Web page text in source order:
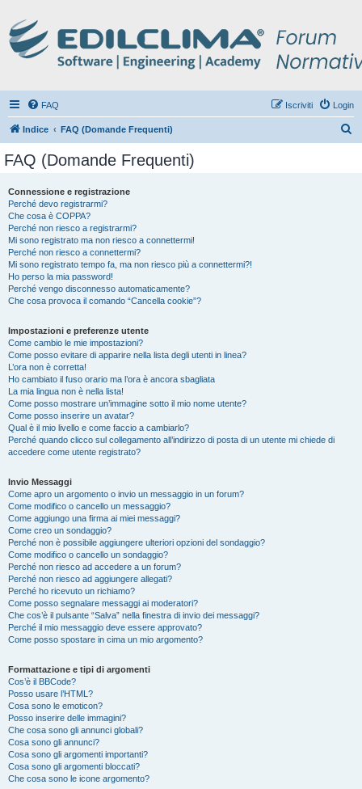
FAQ Login
Iscriviti
Indice FAQ (Domande Frequenti)
FAQ (Domande Frequenti)
Connessione e registrazione
Perché devo registrarmi?
Che cosa è COPPA?
Perché non riesco a registrarmi?
Mi sono registrato ma non riesco a connettermi!
Perché non riesco a connettermi?
Mi sono registrato tempo fa, ma non riesco più a connettermi?!
Ho perso la mia password!
Perché vengo disconnesso automaticamente?
Che cosa provoca il comando “Cancella cookie”?
Impostazioni e preferenze utente
Come cambio le mie impostazioni?
Come posso evitare di apparire nella lista degli utenti in linea?
L’ora non è corretta!
Ho cambiato il fuso orario ma l’ora è ancora sbagliata
La mia lingua non è nella lista!
Come posso mostrare un’immagine sotto il mio nome utente?
Come posso inserire un avatar?
Qual è il mio livello e come faccio a cambiarlo?
Perché quando clicco sul collegamento all’indirizzo di posta di un utente mi chiede di
accedere come utente registrato?
Invio Messaggi
Come apro un argomento o invio un messaggio in un forum?
Come modifico o cancello un messaggio?
Come aggiungo una firma ai miei messaggi?
Come creo un sondaggio?
Perché non è possibile aggiungere ulteriori opzioni del sondaggio?
Come modifico o cancello un sondaggio?
Perché non riesco ad accedere a un forum?
Perché non riesco ad aggiungere allegati?
Perché ho ricevuto un richiamo?
Come posso segnalare messaggi ai moderatori?
Che cos’è il pulsante “Salva” nella finestra di invio dei messaggi?
Perché il mio messaggio deve essere approvato?
Come posso spostare in cima un mio argomento?
Formattazione e tipi di argomenti
Cos’è il BBCode?
Posso usare l’HTML?
Cosa sono le emoticon?
Posso inserire delle immagini?
Che cosa sono gli annunci globali?
Cosa sono gli annunci?
Cosa sono gli argomenti importanti?
Cosa sono gli argomenti bloccati?
Che cosa sono le icone argomento?